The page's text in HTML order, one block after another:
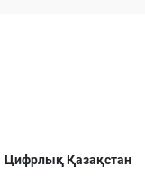
Цифрлық Қазақстан